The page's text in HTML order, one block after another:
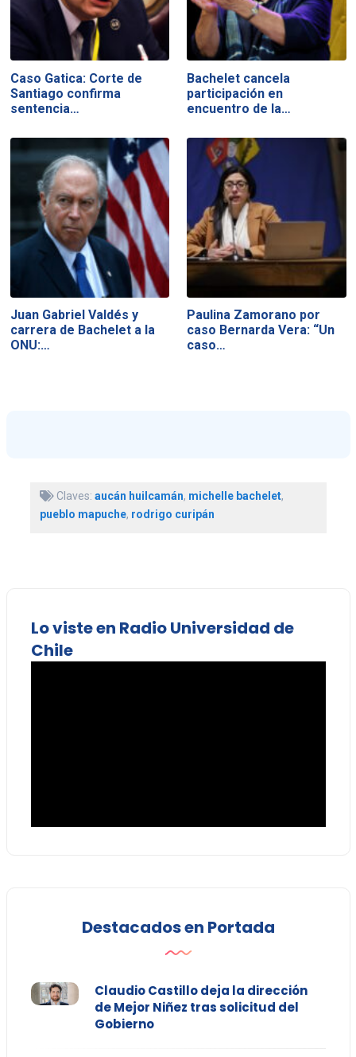
Caso Gatica: Corte de
Santiago confirma
sentencia…
Bachelet cancela
participación en
encuentro de la…
Juan Gabriel Valdés y
carrera de Bachelet a la
ONU:…
Paulina Zamorano por
caso Bernarda Vera: “Un
caso…
Claves: aucán huilcamán, michelle bachelet,
pueblo mapuche, rodrigo curipán
Lo viste en Radio Universidad de
Chile
Destacados en Portada
Claudio Castillo deja la dirección
de Mejor Niñez tras solicitud del
Gobierno